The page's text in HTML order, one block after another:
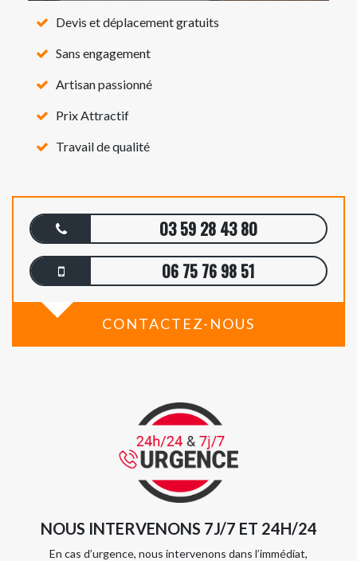
Devis et déplacement gratuits
Sans engagement
Artisan passionné
Prix Attractif
Travail de qualité
03 59 28 43 80
06 75 76 98 51
CONTACTEZ-NOUS
NOUS INTERVENONS 7J/7 ET 24H/24
En cas d’urgence, nous intervenons dans l’immédiat,